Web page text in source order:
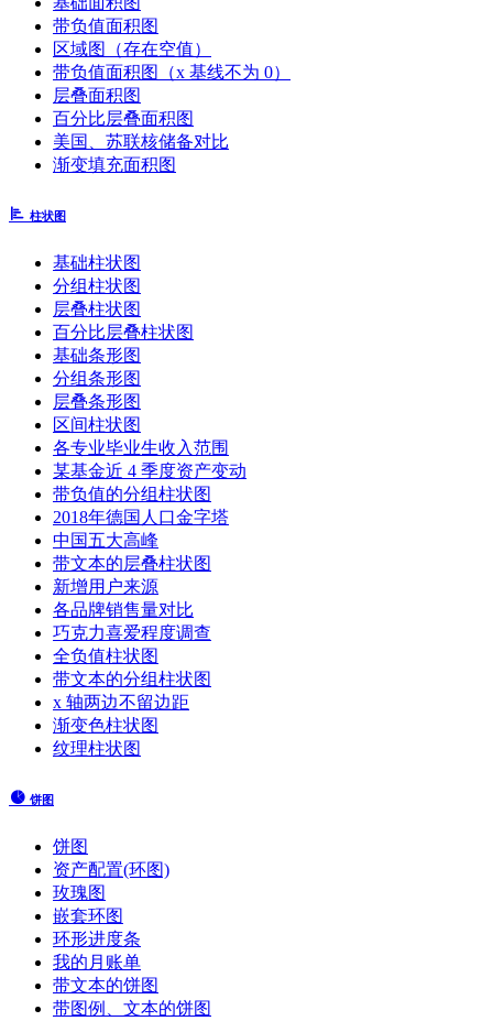
带负值面积图
区域图（存在空值）
带负值面积图（x 基线不为 0）
层叠面积图
百分比层叠面积图
美国、苏联核储备对比
渐变填充面积图
柱状图
基础柱状图
分组柱状图
层叠柱状图
百分比层叠柱状图
基础条形图
分组条形图
层叠条形图
区间柱状图
各专业毕业生收入范围
某基金近 4 季度资产变动
带负值的分组柱状图
2018年德国人口金字塔
中国五大高峰
带文本的层叠柱状图
新增用户来源
各品牌销售量对比
巧克力喜爱程度调查
全负值柱状图
带文本的分组柱状图
x 轴两边不留边距
渐变色柱状图
纹理柱状图
饼图
饼图
资产配置(环图)
玫瑰图
嵌套环图
环形进度条
我的月账单
带文本的饼图
带图例、文本的饼图